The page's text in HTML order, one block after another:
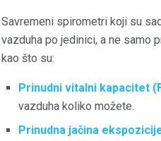
Savremeni spirometri koji su
vazduha po jedinici, a ne samo
kao što su:
Prinudni vitalni kapacitet
vazduha koliko možete.
Prinudna jačina